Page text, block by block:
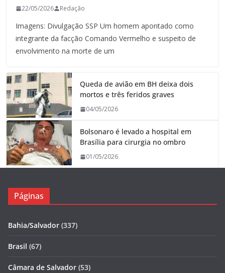
22/05/2026 Redação
Imagens: Divulgação SSP Um homem apontado como
integrante da facção Comando Vermelho e suspeito de
envolvimento na morte de um
Queda de avião em BH deixa dois
mortos e três feridos graves
04/05/2026
Bolsonaro é levado a hospital em
Brasília para cirurgia no ombro
01/05/2026
Páginas
Bahia/Salvador (337)
Brasil (67)
Câmara de Salvador (53)